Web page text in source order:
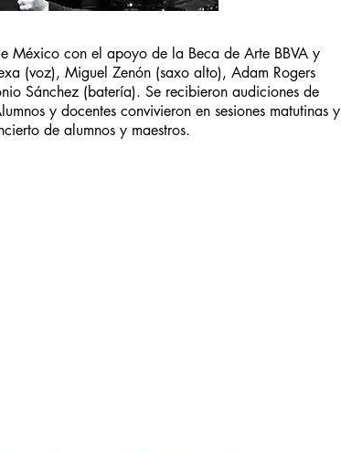
México con el apoyo de la Beca de Arte BBVA y
(voz), Miguel Zenón (saxo alto), Adam Rogers
Sánchez (batería). Se recibieron audiciones de
y docentes convivieron en sesiones matutinas y
de alumnos y maestros.